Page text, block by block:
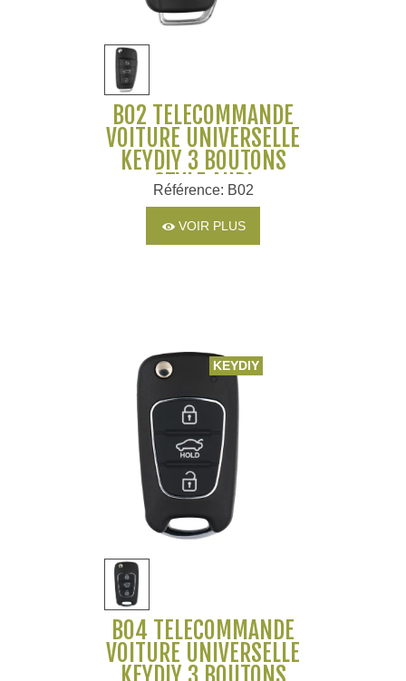
B02 TÉLÉCOMMANDE
VOITURE UNIVERSELLE
KEYDIY 3 BOUTONS
STYLE AUDI
Référence: B02
VOIR PLUS
KEYDIY
B04 TÉLÉCOMMANDE
VOITURE UNIVERSELLE